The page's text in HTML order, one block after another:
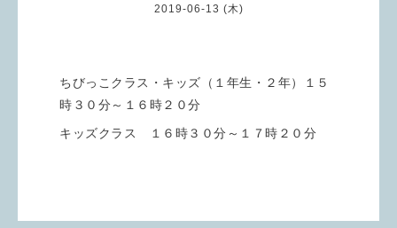
2019-06-13 (木)
ちびっこクラス・キッズ（１年生・２年）１５
時３０分～１６時２０分
キッズクラス １６時３０分～１７時２０分